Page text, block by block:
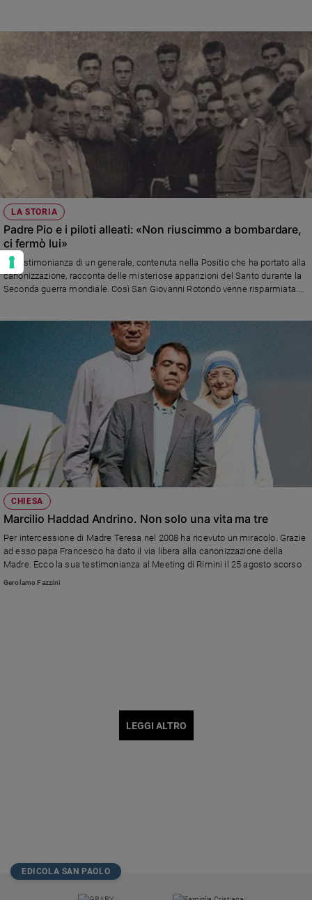
LA STORIA
Padre Pio e i piloti alleati: «Non riuscimmo a bombardare,
ci fermò lui»
La testimonianza di un generale, contenuta nella Positio che ha portato alla
canonizzazione, racconta delle misteriose apparizioni del Santo durante la
Seconda guerra mondiale. Così San Giovanni Rotondo venne risparmiata.
CHIESA
Marcilio Haddad Andrino. Non solo una vita ma tre
Per intercessione di Madre Teresa nel 2008 ha ricevuto un miracolo. Grazie
ad esso papa Francesco ha dato il via libera alla canonizzazione della
Madre. Ecco la sua testimonianza al Meeting di Rimini il 25 agosto scorso
Gerolamo Fazzini
LEGGI ALTRO
EDICOLA SAN PAOLO